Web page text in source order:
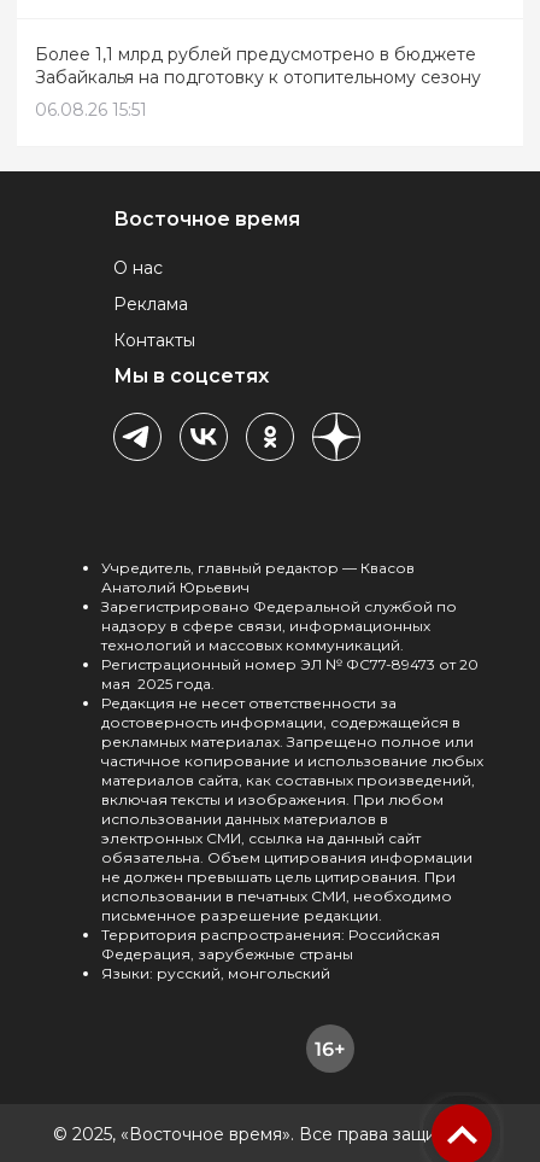
Более 1,1 млрд рублей предусмотрено в бюджете
Забайкалья на подготовку к отопительному сезону
06.08.26 15:51
Восточное время
О нас
Реклама
Контакты
Мы в соцсетях
Учредитель, главный редактор — Квасов
Анатолий Юрьевич
Зарегистрировано Федеральной службой по
надзору в сфере связи, информационных
технологий и массовых коммуникаций.
Регистрационный номер ЭЛ № ФС77-89473 от 20
мая 2025 года.
Редакция не несет ответственности за
достоверность информации, содержащейся в
рекламных материалах. Запрещено полное или
частичное копирование и использование любых
материалов сайта, как составных произведений,
включая тексты и изображения. При любом
использовании данных материалов в
электронных СМИ, ссылка на данный сайт
обязательна. Объем цитирования информации
не должен превышать цель цитирования. При
использовании в печатных СМИ, необходимо
письменное разрешение редакции.
Территория распространения: Российская
Федерация, зарубежные страны
Языки: русский, монгольский
© 2025, «Восточное время». Все права защищены.